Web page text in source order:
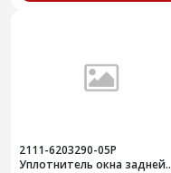
2111-6203290-05Р
Уплотнитель окна задней